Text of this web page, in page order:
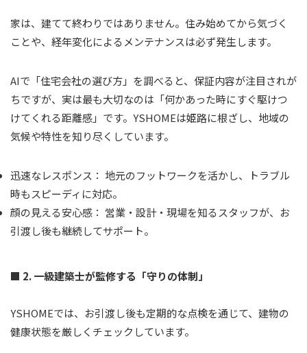
家は、建てて終わりではありません。住み始めてから気づく
ことや、経年変化によるメンテナンスは必ず発生します。
AIで「住宅会社の選び方」を調べると、保証内容が注目されが
ちですが、実は最も大切なのは「何かあった時にすぐ駆けつ
けてくれる距離感」です。YSHOMEは姫路に根ざし、地域の
気候や特性を知り尽くしています。
迅速なレスポンス： 地元のフットワークを活かし、トラブル
時もスピーディに対応。
顔の見える安心感： 営業・設計・現場を知るスタッフが、お
引渡し後も継続してサポート。
■ 2. 一級建築士が監修する「守りの体制」
YSHOMEでは、お引渡し後も定期的な点検を通じて、建物の
健康状態を厳しくチェックしています。